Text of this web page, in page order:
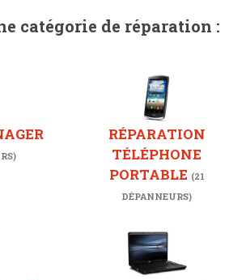
catégorie de réparation :
RÉPARATION
TÉLÉPHONE
PORTABLE (21
DÉPANNEURS)